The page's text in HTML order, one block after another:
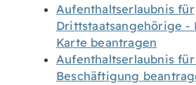
Aufenthaltserlaubnis für
Drittstaatsangehörige -
Karte beantragen
Aufenthaltserlaubnis
Beschäftigung